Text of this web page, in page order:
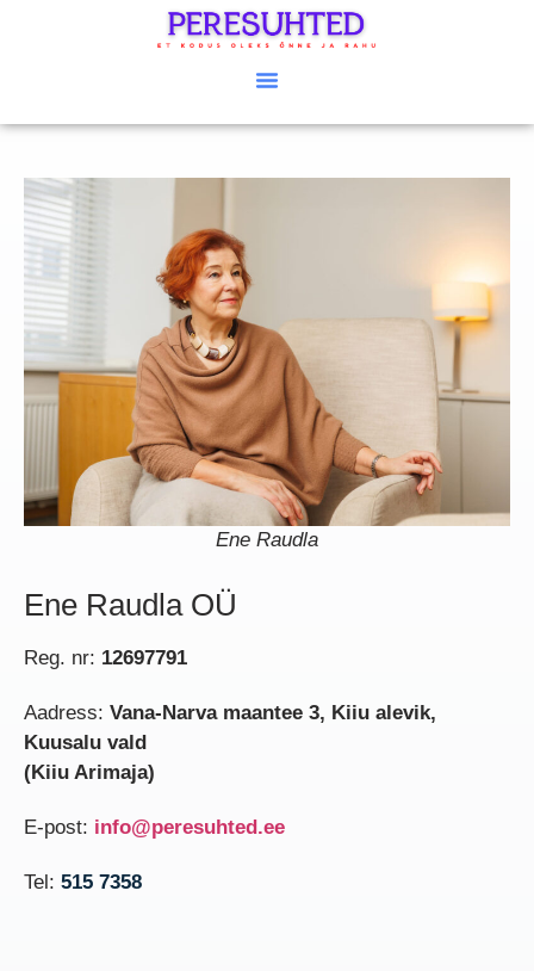
Ene Raudla
Ene Raudla OÜ
Reg. nr: 12697791
Aadress: Vana-Narva maantee 3, Kiiu alevik,
Kuusalu vald
(Kiiu Arimaja)
E-post: info@peresuhted.ee
Tel: 515 7358